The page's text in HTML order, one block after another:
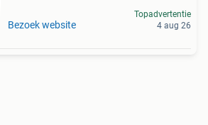
Bezoek website
Topadvertentie
4 aug 26